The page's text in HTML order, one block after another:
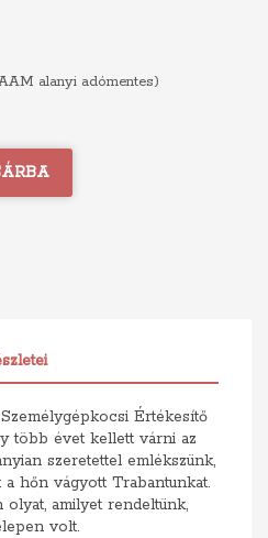
alanyi adómentes)
Értékesítő
több évet kellett várni az
szeretettel emlékszünk,
hőn vágyott Trabantunkat.
amilyet rendeltünk,
volt.